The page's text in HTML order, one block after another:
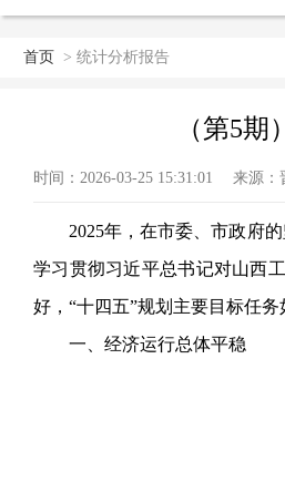
首页 > 统计分析报告
（第5
时间： 2026-03-25 15:31:01 来源：
2025年，在市委、市政府
学习贯彻习近平总书记对山西
好，“十四五”规划主要目标任
一、经济运行总体平稳